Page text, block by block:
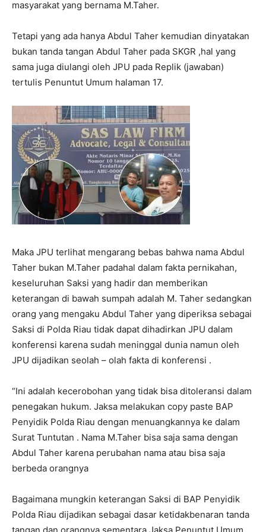
masyarakat yang bernama M.Taher.
Tetapi yang ada hanya Abdul Taher kemudian dinyatakan
bukan tanda tangan Abdul Taher pada SKGR ,hal yang
sama juga diulangi oleh JPU pada Replik (jawaban)
tertulis Penuntut Umum halaman 17.
Maka JPU terlihat mengarang bebas bahwa nama Abdul
Taher bukan M.Taher padahal dalam fakta pernikahan,
keseluruhan Saksi yang hadir dan memberikan
keterangan di bawah sumpah adalah M. Taher sedangkan
orang yang mengaku Abdul Taher yang diperiksa sebagai
Saksi di Polda Riau tidak dapat dihadirkan JPU dalam
konferensi karena sudah meninggal dunia namun oleh
JPU dijadikan seolah – olah fakta di konferensi .
“Ini adalah kecerobohan yang tidak bisa ditoleransi dalam
penegakan hukum. Jaksa melakukan copy paste BAP
Penyidik ​​​​Polda Riau dengan menuangkannya ke dalam
Surat Tuntutan . Nama M.Taher bisa saja sama dengan
Abdul Taher karena perubahan nama atau bisa saja
berbeda orangnya
Bagaimana mungkin keterangan Saksi di BAP Penyidik ​​​​
Polda Riau dijadikan sebagai dasar ketidakbenaran tanda